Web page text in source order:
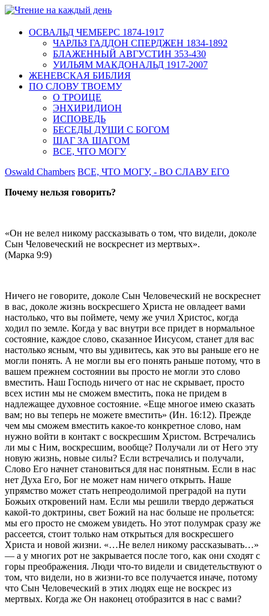
ОСВАЛЬД ЧЕМБЕРС 1874-1917
ЧАРЛЬЗ ГАДДОН СПЕРДЖЕН 1834-1892
БЛАЖЕННЫЙ АВГУСТИН 353-430
УИЛЬЯМ МАКДОНАЛЬД 1917-2007
ЖЕНЕВСКАЯ БИБЛИЯ
ПО СЛОВУ ТВОЕМУ
О ТРОИЦЕ
ЭНХИРИДИОН
ИСПОВЕДЬ
БЕСЕДЫ ДУШИ С БОГОМ
ШАГ ЗА ШАГОМ
ВСЕ, ЧТО МОГУ
Oswald Chambers ВСЕ, ЧТО МОГУ, - ВО СЛАВУ ЕГО
Почему нельзя говорить?
«Он не велел никому рассказывать о том, что видели, доколе
Сын Человеческий не воскреснет из мертвых».
(Марка 9:9)
Ничего не говорите, доколе Сын Человеческий не воскреснет
в вас, доколе жизнь воскресшего Христа не овладеет вами
настолько, что вы поймете, чему же учил Христос, когда
ходил по земле. Когда у вас внутри все придет в нормальное
состояние, каждое слово, сказанное Иисусом, станет для вас
настолько ясным, что вы удивитесь, как это вы раньше его не
могли понять. А не могли вы его понять раньше потому, что в
вашем прежнем состоянии вы просто не могли это слово
вместить. Наш Господь ничего от нас не скрывает, просто
всех истин мы не сможем вместить, пока не придем в
надлежащее духовное состояние. «Еще многое имею сказать
вам; но вы теперь не можете вместить» (Ин. 16:12). Прежде
чем мы сможем вместить какое-то конкретное слово, нам
нужно войти в контакт с воскресшим Христом. Встречались
ли мы с Ним, воскресшим, вообще? Получали ли от Него эту
новую жизнь, новые силы? Если встречались и получали,
Слово Его начнет становиться для нас понятным. Если в нас
нет Духа Его, Бог не может нам ничего открыть. Наше
упрямство может стать непреодолимой преградой на пути
Божьих откровений нам. Если мы решили твердо держаться
какой-то доктрины, свет Божий на нас больше не прольется:
мы его просто не сможем увидеть. Но этот полумрак сразу же
рассеется, стоит только нам открыться для воскресшего
Христа и новой жизни. «…Не велел никому рассказывать…»
— а у многих рот не закрывается после того, как они сходят с
горы преображения. Люди что-то видели и свидетельствуют о
том, что видели, но в жизни-то все получается иначе, потому
что Сын Человеческий в этих людях еще не воскрес из
мертвых. Когда же Он наконец отобразится в нас с вами?